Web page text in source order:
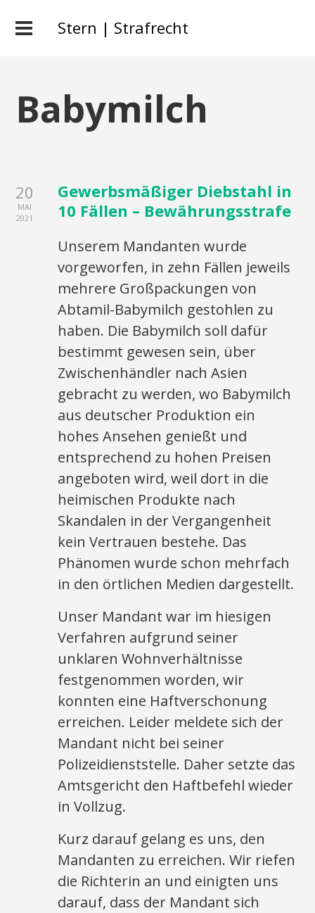
Stern | Strafrecht
Babymilch
20
MAI
2021
Gewerbsmäßiger Diebstahl in
10 Fällen – Bewährungsstrafe
Unserem Mandanten wurde
vorgeworfen, in zehn Fällen jeweils
mehrere Großpackungen von
Abtamil-Babymilch gestohlen zu
haben. Die Babymilch soll dafür
bestimmt gewesen sein, über
Zwischenhändler nach Asien
gebracht zu werden, wo Babymilch
aus deutscher Produktion ein
hohes Ansehen genießt und
entsprechend zu hohen Preisen
angeboten wird, weil dort in die
heimischen Produkte nach
Skandalen in der Vergangenheit
kein Vertrauen bestehe. Das
Phänomen wurde schon mehrfach
in den örtlichen Medien dargestellt.
Unser Mandant war im hiesigen
Verfahren aufgrund seiner
unklaren Wohnverhältnisse
festgenommen worden, wir
konnten eine Haftverschonung
erreichen. Leider meldete sich der
Mandant nicht bei seiner
Polizeidienststelle. Daher setzte das
Amtsgericht den Haftbefehl wieder
in Vollzug.
Kurz darauf gelang es uns, den
Mandanten zu erreichen. Wir riefen
die Richterin an und einigten uns
darauf, dass der Mandant sich